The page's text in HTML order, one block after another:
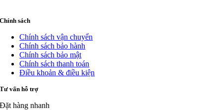
Chính sách
Chính sách vận chuyển
Chính sách bảo hành
Chính sách bảo mật
Chính sách thanh toán
Điều khoản & điều kiện
Tư vấn hỗ trợ
Đặt hàng nhanh